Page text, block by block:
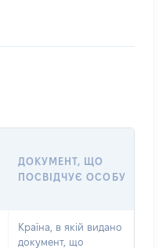
ДОКУМЕНТ, ЩО
ПОСВІДЧУЄ ОСОБУ
Країна, в якій видано
документ, що